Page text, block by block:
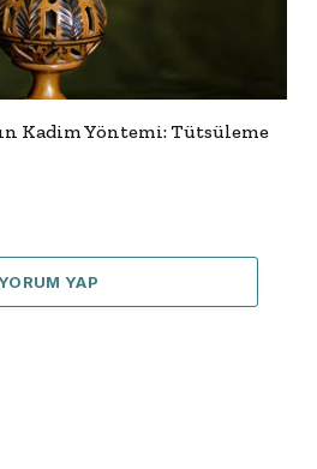
Kadim Yöntemi: Tütsüleme
YAP